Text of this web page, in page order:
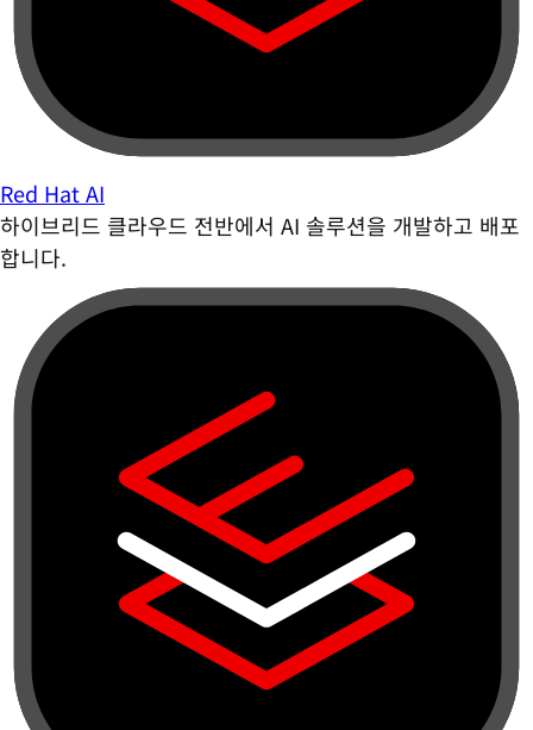
Red Hat AI
하이브리드 클라우드 전반에서 AI 솔루션을 개발하고 배포
합니다.